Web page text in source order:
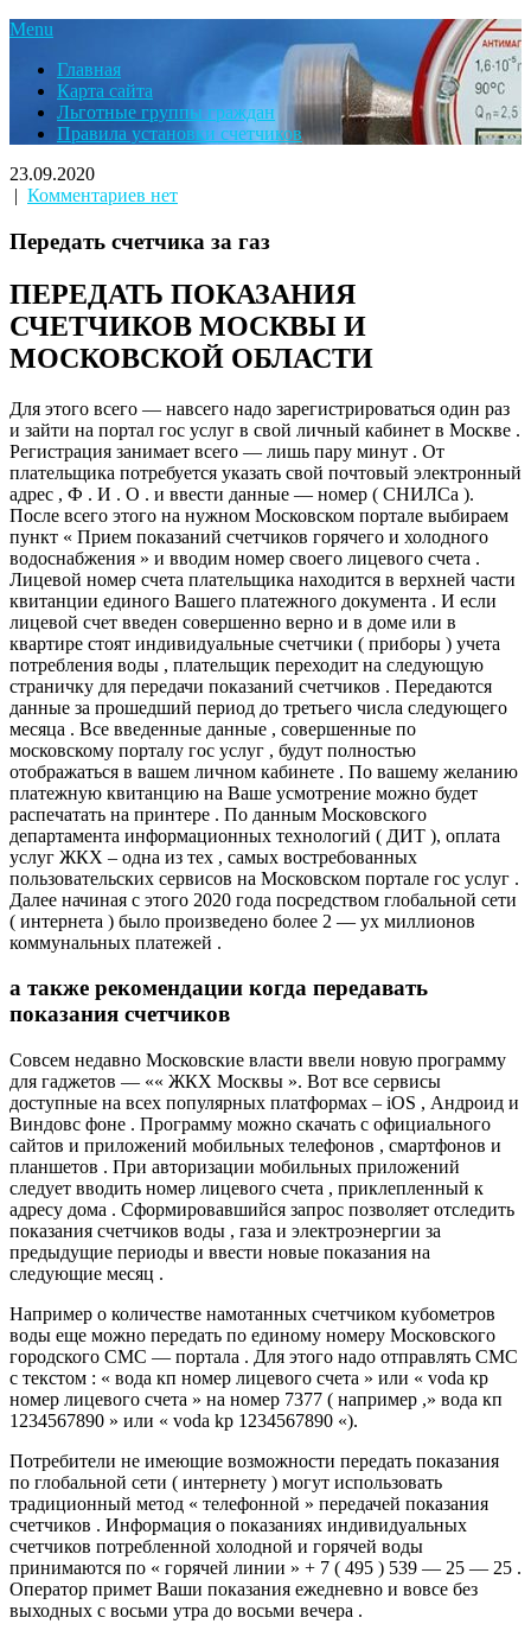
Menu
Главная
Карта сайта
Льготные группы граждан
Правила установки счетчиков
23.09.2020
| Комментариев нет
Передать счетчика за газ
ПЕРЕДАТЬ ПОКАЗАНИЯ
СЧЕТЧИКОВ МОСКВЫ И
МОСКОВСКОЙ ОБЛАСТИ
Для этого всего — навсего надо зарегистрироваться один раз
и зайти на портал гос услуг в свой личный кабинет в Москве .
Регистрация занимает всего — лишь пару минут . От
плательщика потребуется указать свой почтовый электронный
адрес , Ф . И . О . и ввести данные — номер ( СНИЛСа ).
После всего этого на нужном Московском портале выбираем
пункт « Прием показаний счетчиков горячего и холодного
водоснабжения » и вводим номер своего лицевого счета .
Лицевой номер счета плательщика находится в верхней части
квитанции единого Вашего платежного документа . И если
лицевой счет введен совершенно верно и в доме или в
квартире стоят индивидуальные счетчики ( приборы ) учета
потребления воды , плательщик переходит на следующую
страничку для передачи показаний счетчиков . Передаются
данные за прошедший период до третьего числа следующего
месяца . Все введенные данные , совершенные по
московскому порталу гос услуг , будут полностью
отображаться в вашем личном кабинете . По вашему желанию
платежную квитанцию на Ваше усмотрение можно будет
распечатать на принтере . По данным Московского
департамента информационных технологий ( ДИТ ), оплата
услуг ЖКХ – одна из тех , самых востребованных
пользовательских сервисов на Московском портале гос услуг .
Далее начиная с этого 2020 года посредством глобальной сети
( интернета ) было произведено более 2 — ух миллионов
коммунальных платежей .
а также рекомендации когда передавать
показания счетчиков
Совсем недавно Московские власти ввели новую программу
для гаджетов — «« ЖКХ Москвы ». Вот все сервисы
доступные на всех популярных платформах – iOS , Андроид и
Виндовс фоне . Программу можно скачать с официального
сайтов и приложений мобильных телефонов , смартфонов и
планшетов . При авторизации мобильных приложений
следует вводить номер лицевого счета , приклепленный к
адресу дома . Сформировавшийся запрос позволяет отследить
показания счетчиков воды , газа и электроэнергии за
предыдущие периоды и ввести новые показания на
следующие месяц .
Например о количестве намотанных счетчиком кубометров
воды еще можно передать по единому номеру Московского
городского СМС — портала . Для этого надо отправлять СМС
с текстом : « вода кп номер лицевого счета » или « vоdа кp
номер лицевого счета » на номер 7377 ( например ,» вода кп
1234567890 » или « voda kp 1234567890 «).
Потребители не имеющие возможности передать показания
по глобальной сети ( интернету ) могут использовать
традиционный метод « телефонной » передачей показания
счетчиков . Информация о показаниях индивидуальных
счетчиков потребленной холодной и горячей воды
принимаются по « горячей линии » + 7 ( 495 ) 539 — 25 — 25 .
Оператор примет Ваши показания ежедневно и вовсе без
выходных с восьми утра до восьми вечера .